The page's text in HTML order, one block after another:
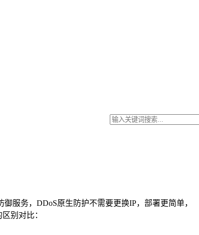
服务，DDoS原生防护不需要更换IP，部署更简单，
别对比：